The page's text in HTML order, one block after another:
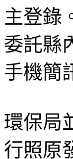
主登錄
委託縣
手機簡
環保局
行照原